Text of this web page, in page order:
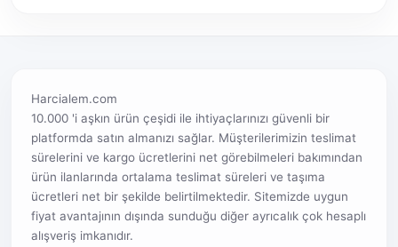
Harcialem.com
10.000 'i aşkın ürün çeşidi ile ihtiyaçlarınızı güvenli bir
platformda satın almanızı sağlar. Müşterilerimizin teslimat
sürelerini ve kargo ücretlerini net görebilmeleri bakımından
ürün ilanlarında ortalama teslimat süreleri ve taşıma
ücretleri net bir şekilde belirtilmektedir. Sitemizde uygun
fiyat avantajının dışında sunduğu diğer ayrıcalık çok hesaplı
alışveriş imkanıdır.